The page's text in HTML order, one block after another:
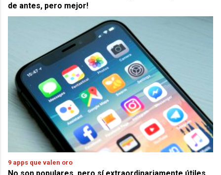
de antes, pero mejor!
9 apps que valen oro